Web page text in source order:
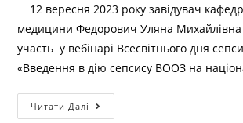
12 вересня 2023 року завідувач
медицини Федорович Уляна
участь у вебінарі Всесвітнього дня
«Введення в дію сепсису ВООЗ на
Читати Далі